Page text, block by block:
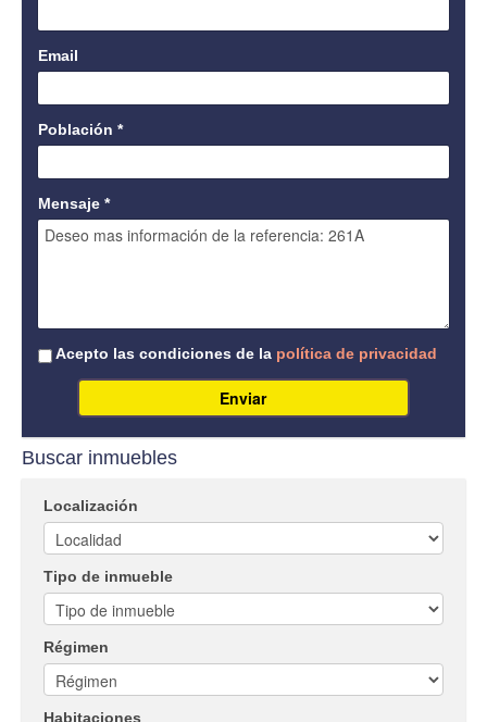
Email
Población *
Mensaje *
Acepto las condiciones de la política de privacidad
Enviar
Buscar inmuebles
Localización
Tipo de inmueble
Régimen
Habitaciones